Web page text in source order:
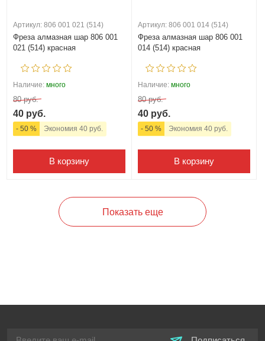
Артикул: 806 001 021 (514)
Фреза алмазная шар 806 001
021 (514) красная
Наличие: много
80 руб.
40 руб.
- 50 % Экономия 40 руб.
В корзину
Артикул: 806 001 014 (514)
Фреза алмазная шар 806 001
014 (514) красная
Наличие: много
80 руб.
40 руб.
- 50 % Экономия 40 руб.
В корзину
Показать еще